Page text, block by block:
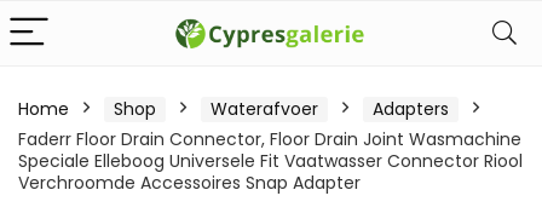
Home Shop Waterafvoer
Adapters
Faderr Floor Drain Connector, Floor Drain Joint Wasmachine
Speciale Elleboog Universele Fit Vaatwasser Connector Riool
Verchroomde Accessoires Snap Adapter